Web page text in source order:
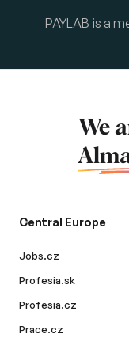
PAYLAB is a
We
Central Europe
Jobs.cz
Profesia.sk
Profesia.cz
Prace.cz